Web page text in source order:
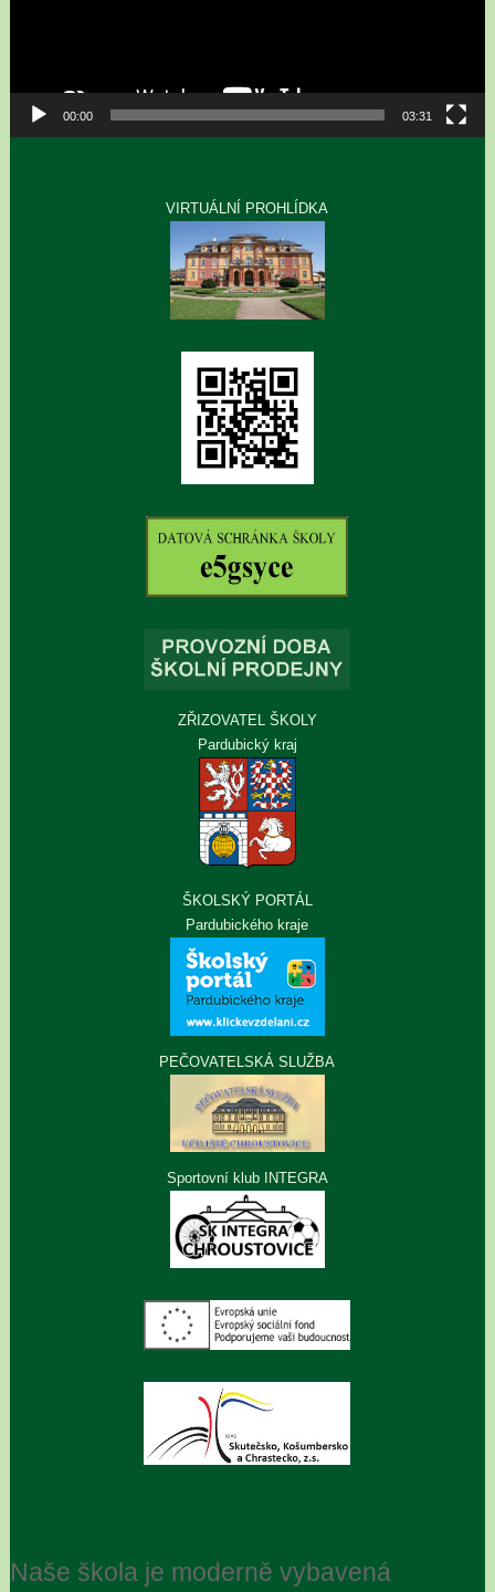
00:00 03:31
VIRTUÁLNÍ PROHLÍDKA
ZŘIZOVATEL ŠKOLY
Pardubický kraj
ŠKOLSKÝ PORTÁL
Pardubického kraje
PEČOVATELSKÁ SLUŽBA
Sportovní klub INTEGRA
Naše škola je moderně vybavená